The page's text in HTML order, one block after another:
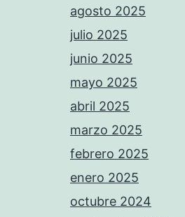
agosto 2025
julio 2025
junio 2025
mayo 2025
abril 2025
marzo 2025
febrero 2025
enero 2025
octubre 2024